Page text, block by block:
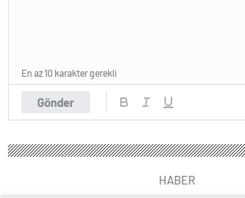
Gönder
En az 10 karakter gerekli
HABER